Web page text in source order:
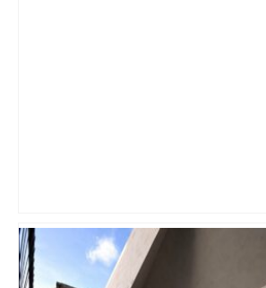
Bilan du marché du logement neuf :
une lueur d'espoir pour l'immobilier à